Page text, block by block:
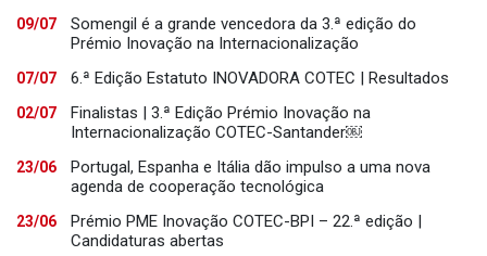
09/07
Somengil é a grande vencedora da 3.ª edição do
Prémio Inovação na Internacionalização
07/07 6.ª Edição Estatuto INOVADORA COTEC | Resultados
02/07
Finalistas | 3.ª Edição Prémio Inovação na
Internacionalização COTEC-Santander￼
23/06
Portugal, Espanha e Itália dão impulso a uma nova
agenda de cooperação tecnológica
23/06
Prémio PME Inovação COTEC-BPI – 22.ª edição |
Candidaturas abertas